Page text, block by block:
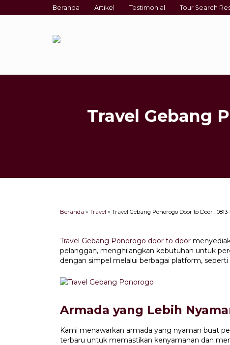
Beranda Artikel Testimonial Tour Search
Travel Gebang
Beranda » Travel » Travel Gebang Ponorogo Door to Door :
Travel Gebang Ponorogo door to door
pelanggan, menghilangkan kebutuhan untuk
dengan simpel melalui berbagai platform,
Armada yang Lebih
Kami menawarkan armada yang nyaman buat
terbaru untuk memastikan kenyamanan dan